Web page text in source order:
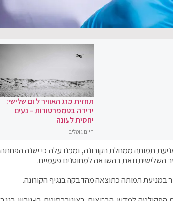
תחזית מזג האוויר ליום שלישי:
ירידה בטמפרטורות – נעים
יחסית לעונה
חיים גוטליב
תמותה ממחלת הקורונה, וממנו עלה כי ישנה הפחתה
תמותה כתוצאה מהדבקה בנגיף הקורונה.